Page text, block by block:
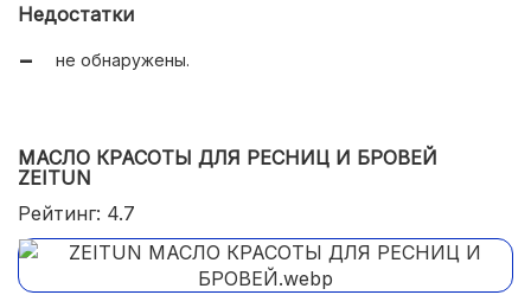
Недостатки
не обнаружены.
МАСЛО КРАСОТЫ ДЛЯ РЕСНИЦ И БРОВЕЙ
ZEITUN
Рейтинг: 4.7